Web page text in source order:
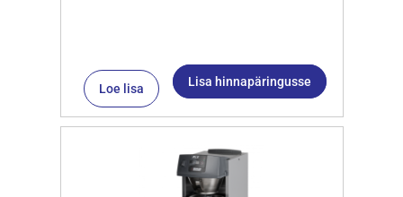
Loe lisa Lisa hinnapäringusse